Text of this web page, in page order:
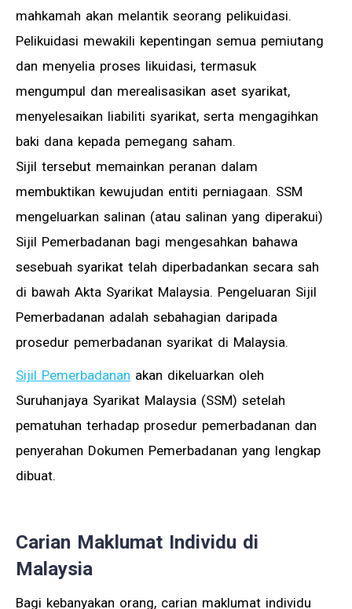
mahkamah akan melantik seorang pelikuidasi.
Pelikuidasi mewakili kepentingan semua pemiutang
dan menyelia proses likuidasi, termasuk
mengumpul dan merealisasikan aset syarikat,
menyelesaikan liabiliti syarikat, serta mengagihkan
baki dana kepada pemegang saham.
Sijil tersebut memainkan peranan dalam
membuktikan kewujudan entiti perniagaan. SSM
mengeluarkan salinan (atau salinan yang diperakui)
Sijil Pemerbadanan bagi mengesahkan bahawa
sesebuah syarikat telah diperbadankan secara sah
di bawah Akta Syarikat Malaysia. Pengeluaran Sijil
Pemerbadanan adalah sebahagian daripada
prosedur pemerbadanan syarikat di Malaysia.
Sijil Pemerbadanan akan dikeluarkan oleh
Suruhanjaya Syarikat Malaysia (SSM) setelah
pematuhan terhadap prosedur pemerbadanan dan
penyerahan Dokumen Pemerbadanan yang lengkap
dibuat.
Carian Maklumat Individu di
Malaysia
Bagi kebanyakan orang, carian maklumat individu